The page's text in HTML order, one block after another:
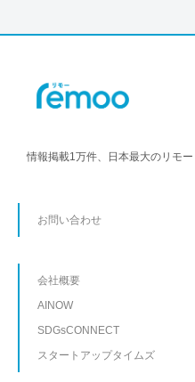
情報掲載1万件、日本最大のリモー
お問い合わせ
会社概要
AINOW
SDGsCONNECT
スタートアップタイムズ